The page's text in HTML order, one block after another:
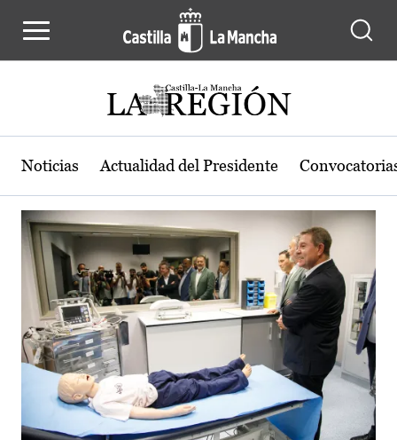
Actualidad de la región de Castilla-
Noticias Actualidad del Presidente